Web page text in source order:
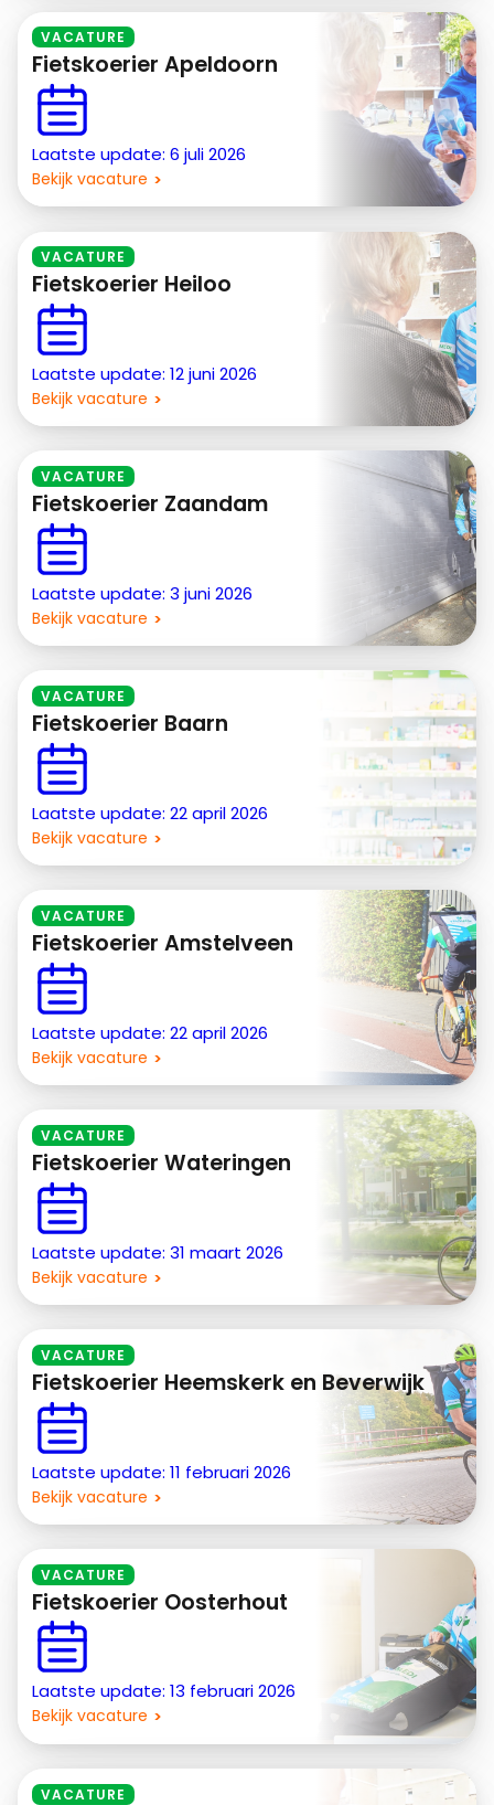
VACATURE
Fietskoerier Apeldoorn
Laatste update: 6 juli 2026
Bekijk vacature
VACATURE
Fietskoerier Heiloo
Laatste update: 12 juni 2026
Bekijk vacature
VACATURE
Fietskoerier Zaandam
Laatste update: 3 juni 2026
Bekijk vacature
VACATURE
Fietskoerier Baarn
Laatste update: 22 april 2026
Bekijk vacature
VACATURE
Fietskoerier Amstelveen
Laatste update: 22 april 2026
Bekijk vacature
VACATURE
Fietskoerier Wateringen
Laatste update: 31 maart 2026
Bekijk vacature
VACATURE
Fietskoerier Heemskerk en Beverwijk
Laatste update: 11 februari 2026
Bekijk vacature
VACATURE
Fietskoerier Oosterhout
Laatste update: 13 februari 2026
Bekijk vacature
VACATURE